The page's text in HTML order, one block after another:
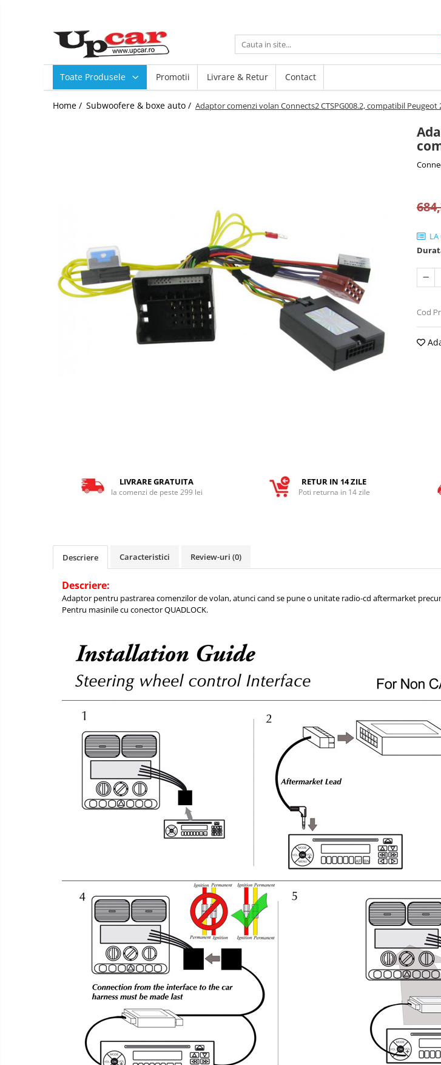
Toate Produsele
Scutere Electrice
Tricicluri Electrice
Audio & Video
Toate Produsele Promotii Livrare & Retur Contact
Home / Subwoofere & boxe auto / Adaptor comenzi volan Connects2 CTSPG008.2, compatibil Peugeot
Cod
LIVRARE GRATUITA
la comenzi de peste 299 lei
RETUR IN 14 ZILE
Poti returna in 14 zile
Descriere Caracteristici Review-uri (0)
Descriere:
Adaptor pentru pastrarea comenzilor de volan, atunci cand se pune o unitate radio-cd aftermarket
Pentru masinile cu conector QUADLOCK.